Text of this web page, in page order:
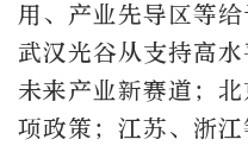
用、产业先导区等给
武汉光谷从支持高
未来产业新赛道；
项政策；江苏、浙